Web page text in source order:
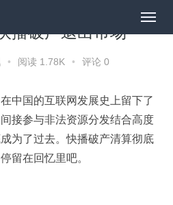
播破产退出市场
• 阅读 1.78K • 评论 0
中国的互联网发展史上留下了
接参与非法资源分发结合高度
为了过去。快播破产清算彻底
留在回忆里吧。